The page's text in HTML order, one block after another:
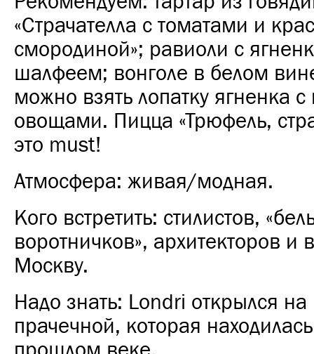
«Страчателла с томатами и
смородиной»; равиоли с
шалфеем; вонголе в белом
можно взять лопатку ягненка
овощами. Пицца «Трюфель,
это must!
Атмосфера: живая/модная.
Кого встретить: стилистов,
воротничков», архитекторов и
Москву.
Надо знать: Londri открылся на
прачечной, которая